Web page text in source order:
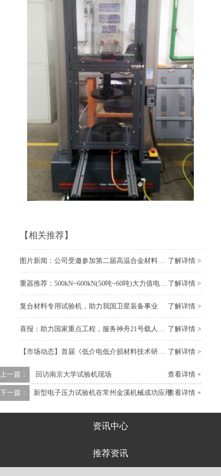
【相关推荐】
了解详情 >
图片新闻：公司受邀参加第二届高温合金材料大会
了解详情 >
重器推荐：500kN~600kN(50吨~60吨)大力值电子万能试验机
了解详情 >
复合材料专用试验机，助力我国卫星装备事业
了解详情 >
喜报：助力国家重点工程，服务神舟21号载人飞船 “上太空”
了解详情 >
【市场动态】首届《低介电低介损材料技术研讨会》召开，我司受邀参会
查看详情 +
上一篇： 回访南京大学试验机现场
查看详情 +
下一篇： ​新型电子压力试验机在常州金溪机械成功应用
资讯中心
推荐资讯